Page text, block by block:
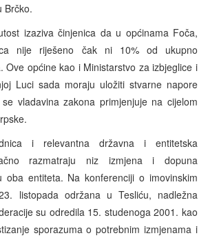
Brčko.
izaziva činjenica da u općinama Foča,
nije riješeno čak ni 10% od ukupno
Ove općine kao i Ministarstvo za izbjeglice i
Luci sada moraju uložiti stvarne napore
vladavina zakona primjenjuje na cijelom
i relevantna državna i entitetska
razmatraju niz izmjena i dopuna
oba entiteta. Na konferenciji o imovinskim
listopada održana u Tesliću, nadležna
su odredila 15. studenoga 2001. kao
sporazuma o potrebnim izmjenama i